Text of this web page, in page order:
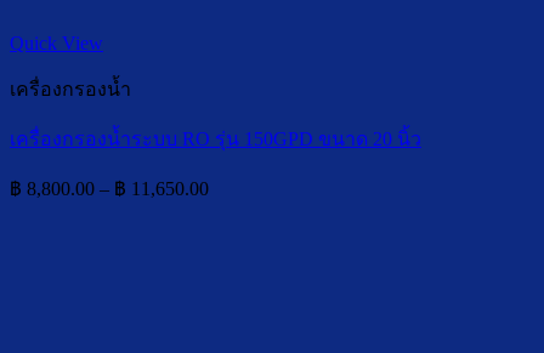
Quick View
เครื่องกรองน้ำ
เครื่องกรองน้ำระบบ RO รุ่น 150GPD ขนาด 20 นิ้ว
฿ 8,800.00 – ฿ 11,650.00Price